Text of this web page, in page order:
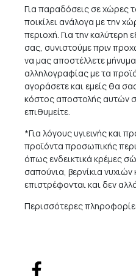
Για παραδόσεις σε χώρες
ποικίλει ανάλογα με την
περιοχή. Για την καλύτερη
σας, συνιστούμε πριν
να μας αποστέλλετε
αλληλογραφίας με τα
αγοράσετε και εμείς θα
κόστος αποστολής αυτών
επιθυμείτε.
*Για λόγους υγιεινής και
προϊόντα προσωπικής
όπως ενδεικτικά κρέμες
σαπούνια, βερνίκια
επιστρέφονται και δεν
Περισσότερες